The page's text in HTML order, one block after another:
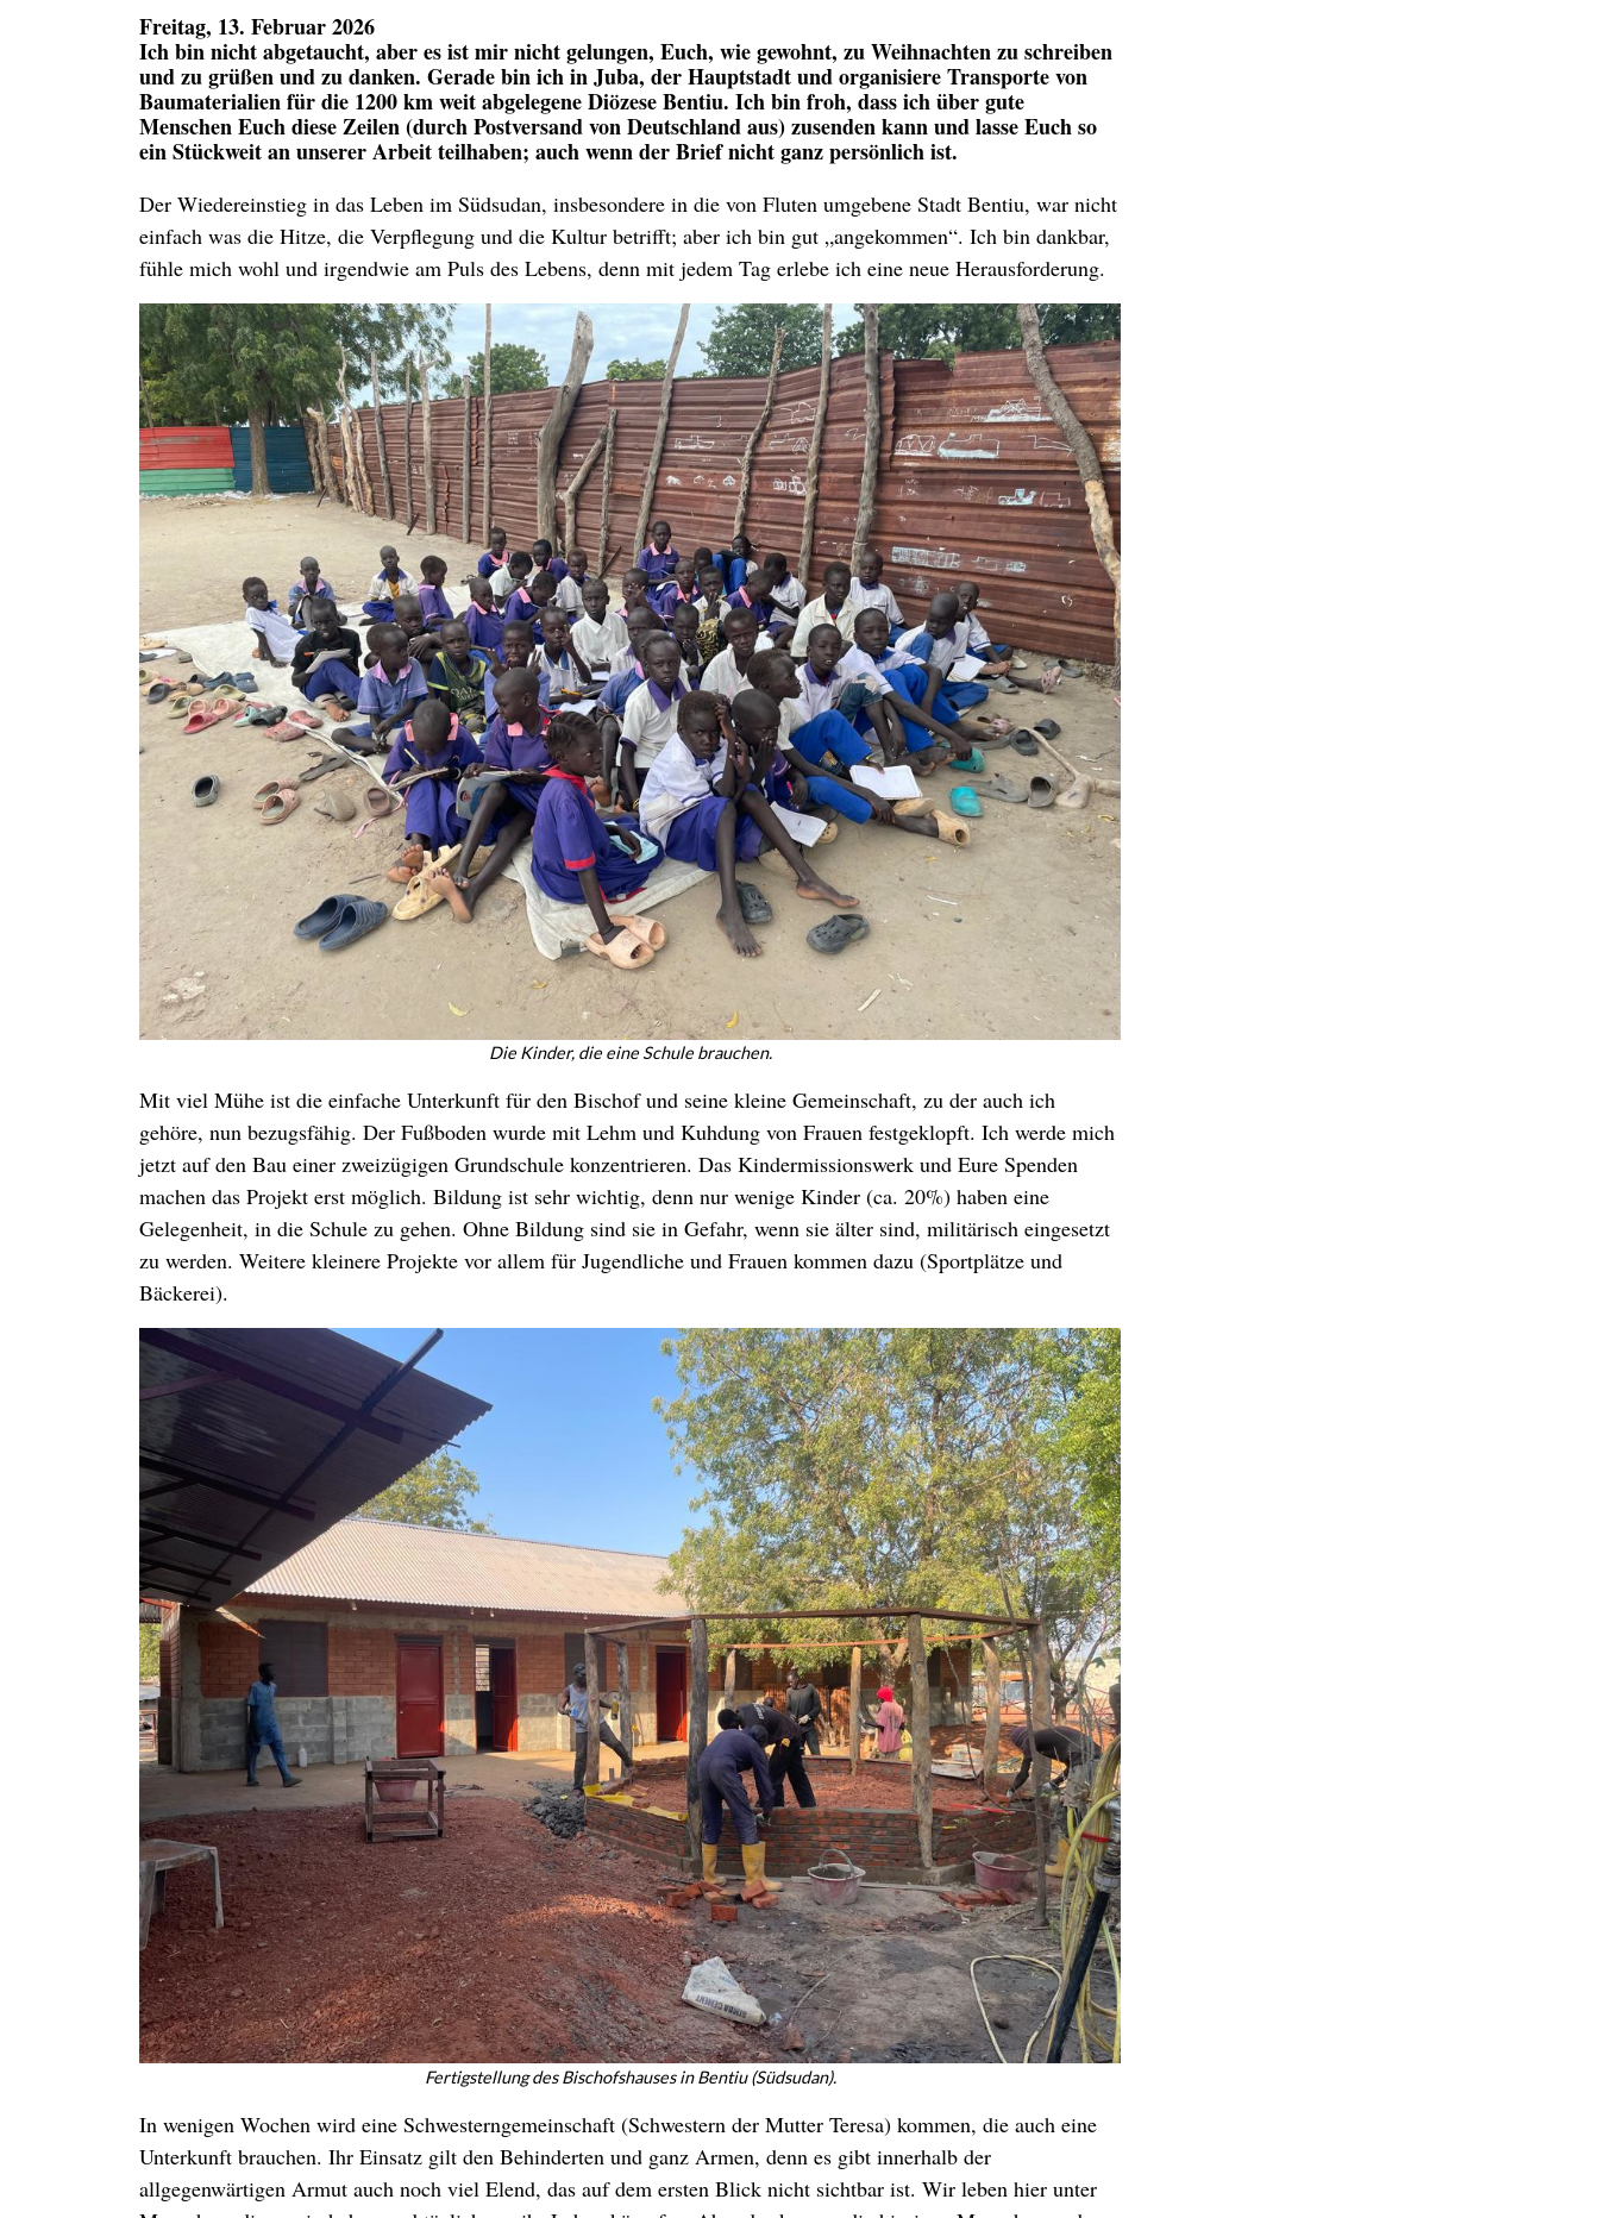
Freitag, 13. Februar 2026
Ich bin nicht abgetaucht, aber es ist mir nicht gelungen, Euch, wie gewohnt, zu Weihnachten zu schreiben
und zu grüßen und zu danken. Gerade bin ich in Juba, der Hauptstadt und organisiere Transporte von
Baumaterialien für die 1200 km weit abgelegene Diözese Bentiu. Ich bin froh, dass ich über gute
Menschen Euch diese Zeilen (durch Postversand von Deutschland aus) zusenden kann und lasse Euch so
ein Stückweit an unserer Arbeit teilhaben; auch wenn der Brief nicht ganz persönlich ist.
Der Wiedereinstieg in das Leben im Südsudan, insbesondere in die von Fluten umgebene Stadt Bentiu, war nicht
einfach was die Hitze, die Verpflegung und die Kultur betrifft; aber ich bin gut „angekommen“. Ich bin dankbar,
fühle mich wohl und irgendwie am Puls des Lebens, denn mit jedem Tag erlebe ich eine neue Herausforderung.
Die Kinder, die eine Schule brauchen.
Mit viel Mühe ist die einfache Unterkunft für den Bischof und seine kleine Gemeinschaft, zu der auch ich
gehöre, nun bezugsfähig. Der Fußboden wurde mit Lehm und Kuhdung von Frauen festgeklopft. Ich werde mich
jetzt auf den Bau einer zweizügigen Grundschule konzentrieren. Das Kindermissionswerk und Eure Spenden
machen das Projekt erst möglich. Bildung ist sehr wichtig, denn nur wenige Kinder (ca. 20%) haben eine
Gelegenheit, in die Schule zu gehen. Ohne Bildung sind sie in Gefahr, wenn sie älter sind, militärisch eingesetzt
zu werden. Weitere kleinere Projekte vor allem für Jugendliche und Frauen kommen dazu (Sportplätze und
Bäckerei).
Fertigstellung des Bischofshauses in Bentiu (Südsudan).
In wenigen Wochen wird eine Schwesterngemeinschaft (Schwestern der Mutter Teresa) kommen, die auch eine
Unterkunft brauchen. Ihr Einsatz gilt den Behinderten und ganz Armen, denn es gibt innerhalb der
allgegenwärtigen Armut auch noch viel Elend, das auf dem ersten Blick nicht sichtbar ist. Wir leben hier unter